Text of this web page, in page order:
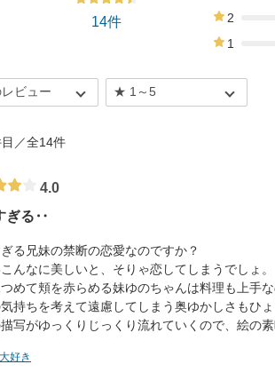
14件
2
1
／全14件
4.0
ぎる‥
る兄妹の禁断の恋愛なのですか？
んなに美しいと、そりゃ恋してしまうでしょ。
めて頬を赤らめる妹ゆのちゃんは料理も上手な
持ちを考えて遠慮してしまう奥ゆかしさもひ
写がゆっくりじっくり流れていくので、絵の
好き